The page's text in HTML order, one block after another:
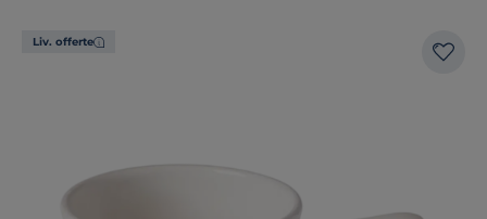
Liv. offerte